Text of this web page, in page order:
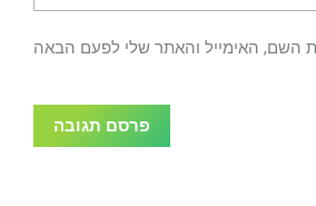
השם, האימייל והאתר שלי לפעם הבאה
פרסם תגובה